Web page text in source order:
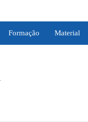
Formação Material